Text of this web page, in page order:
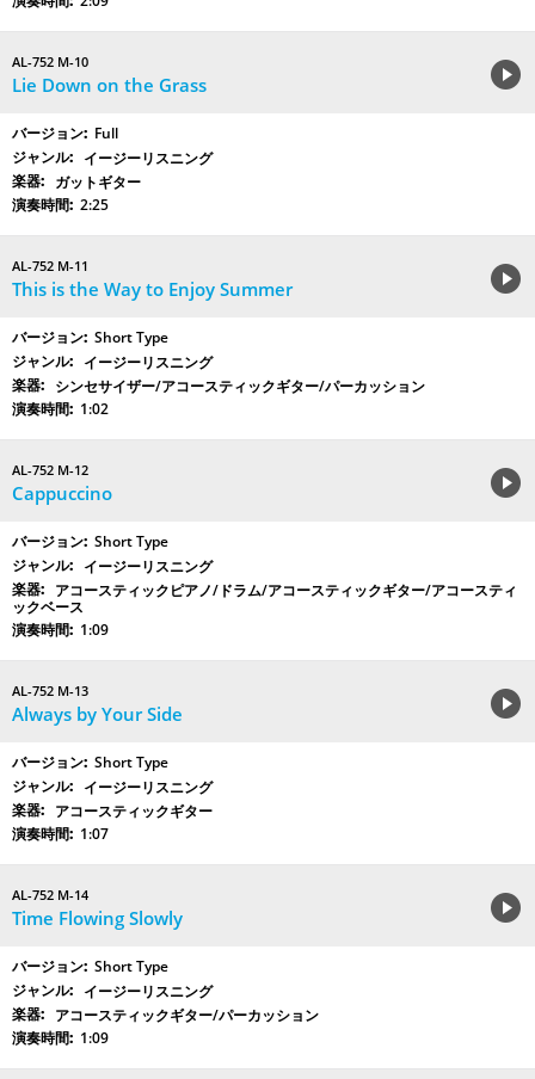
AL-752 M-10
Lie Down on the Grass
Full
イージーリスニング
ガットギター
2:25
AL-752 M-11
This is the Way to Enjoy Summer
Short Type
イージーリスニング
シンセサイザー/アコースティックギター/パーカッション
1:02
AL-752 M-12
Cappuccino
Short Type
イージーリスニング
アコースティックピアノ/ドラム/アコースティックギター/アコースティ
ックベース
1:09
AL-752 M-13
Always by Your Side
Short Type
イージーリスニング
アコースティックギター
1:07
AL-752 M-14
Time Flowing Slowly
Short Type
イージーリスニング
アコースティックギター/パーカッション
1:09